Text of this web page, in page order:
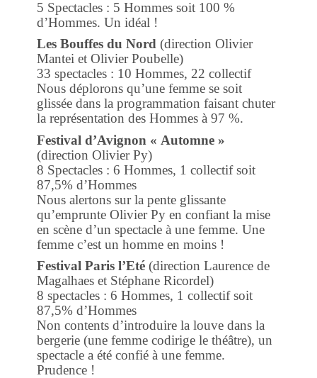
5 Spectacles : 5 Hommes soit 100 %
d’Hommes. Un idéal !
Les Bouffes du Nord (direction Olivier
Mantei et Olivier Poubelle)
33 spectacles : 10 Hommes, 22 collectif
Nous déplorons qu’une femme se soit
glissée dans la programmation faisant chuter
la représentation des Hommes à 97 %.
Festival d’Avignon « Automne »
(direction Olivier Py)
8 Spectacles : 6 Hommes, 1 collectif soit
87,5% d’Hommes
Nous alertons sur la pente glissante
qu’emprunte Olivier Py en confiant la mise
en scène d’un spectacle à une femme. Une
femme c’est un homme en moins !
Festival Paris l’Eté(direction Laurence de
Magalhaes et Stéphane Ricordel)
8 spectacles : 6 Hommes, 1 collectif soit
87,5% d’Hommes
Non contents d’introduire la louve dans la
bergerie (une femme codirige le théâtre), un
spectacle a été confié à une femme.
Prudence !